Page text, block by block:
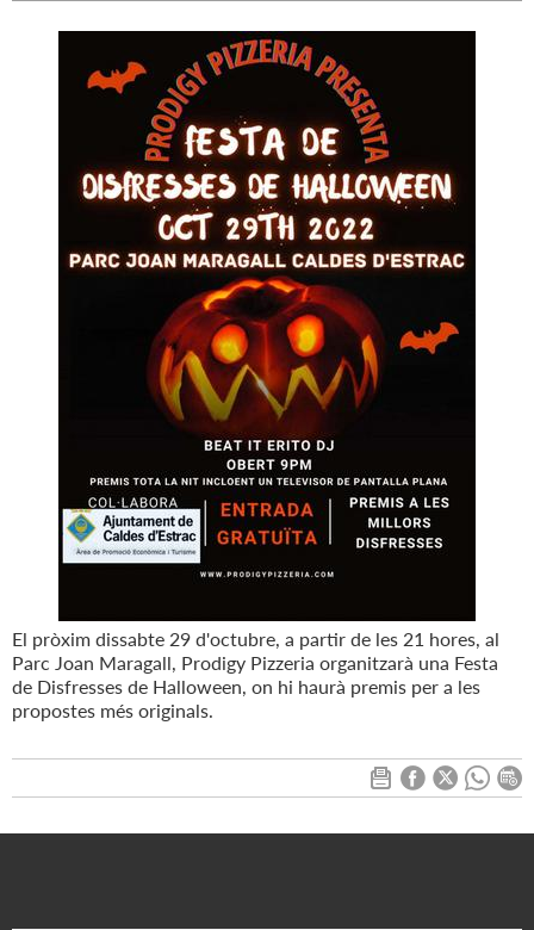
El pròxim dissabte 29 d'octubre, a partir de les 21 hores, al
Parc Joan Maragall, Prodigy Pizzeria organitzarà una Festa
de Disfresses de Halloween, on hi haurà premis per a les
propostes més originals.